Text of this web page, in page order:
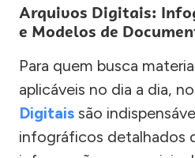
Arquivos Digitais:
e Modelos de
Para quem busca
aplicáveis no dia a dia,
Digitais são
infográficos detalhados